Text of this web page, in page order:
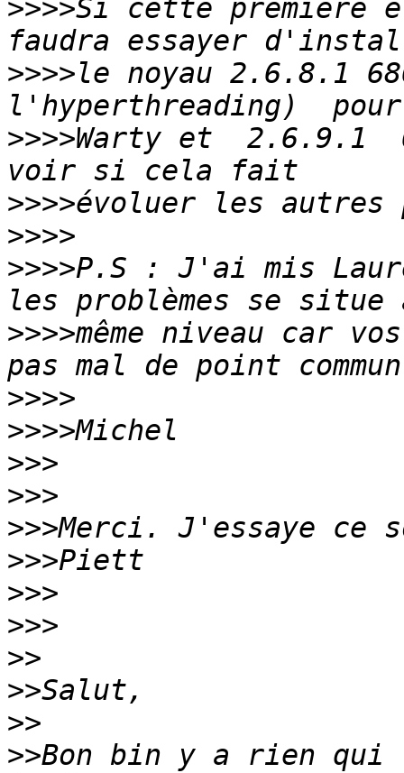
>>>>Si cette première
>>>>le noyau 2.6.8.1
>>>>Warty et  2.6.9.1
>>>>
>>>>
>>>>P.S : J'ai mis
>>>>même niveau car
>>>>
>>>>
>>>
>>>
>>>
>>>
>>>
>>>
>>
>>
>>
>>Bon bin y a rien qui